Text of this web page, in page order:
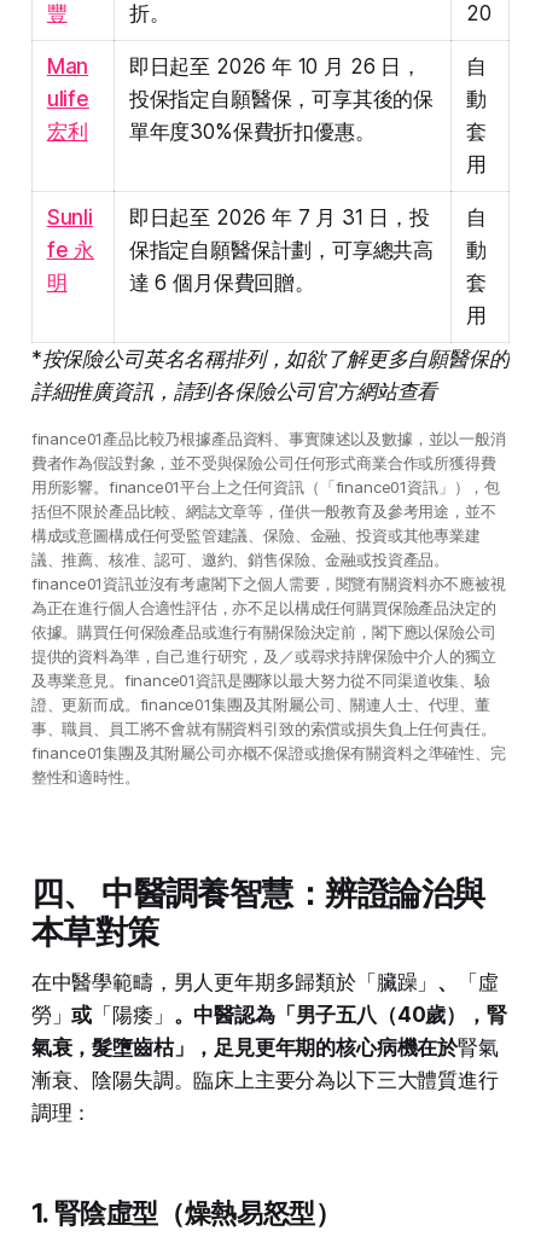
豐
折。
20
Man
ulife
宏利
即日起至 2026 年 10 月 26 日，
投保指定自願醫保，可享其後的保
單年度30%保費折扣優惠。
自
動
套
用
Sunli
fe 永
明
即日起至 2026 年 7 月 31 日，投
保指定自願醫保計劃，可享總共高
達 6 個月保費回贈。
自
動
套
用
*按保險公司英名名稱排列，如欲了解更多自願醫保的
詳細推廣資訊，請到各保險公司官方網站查看
finance01產品比較乃根據產品資料、事實陳述以及數據，並以一般消
費者作為假設對象，並不受與保險公司任何形式商業合作或所獲得費
用所影響。finance01平台上之任何資訊（「finance01資訊」），包
括但不限於產品比較、網誌文章等，僅供一般教育及參考用途，並不
構成或意圖構成任何受監管建議、保險、金融、投資或其他專業建
議、推薦、核准、認可、邀約、銷售保險、金融或投資產品。
finance01資訊並沒有考慮閣下之個人需要，閱覽有關資料亦不應被視
為正在進行個人合適性評估，亦不足以構成任何購買保險產品決定的
依據。購買任何保險產品或進行有關保險決定前，閣下應以保險公司
提供的資料為準，自己進行研究，及／或尋求持牌保險中介人的獨立
及專業意見。finance01資訊是團隊以最大努力從不同渠道收集、驗
證、更新而成。finance01集團及其附屬公司、關連人士、代理、董
事、職員、員工將不會就有關資料引致的索償或損失負上任何責任。
finance01集團及其附屬公司亦概不保證或擔保有關資料之準確性、完
整性和適時性。
四、 中醫調養智慧：辨證論治與
本草對策
在中醫學範疇，男人更年期多歸類於「臟躁」 、
「虛
勞」或 「陽痿」 。中醫認為「男子五八（40歲），腎
氣衰，髮墮齒枯」，足見更年期的核心病機在於腎氣
漸衰、陰陽失調。臨床上主要分為以下三大體質進行
調理：
1. 腎陰虛型（燥熱易怒型）